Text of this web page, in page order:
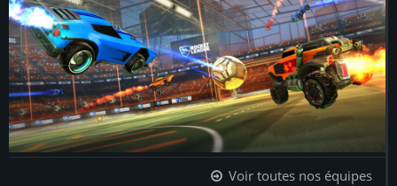
Voir toutes nos équipes